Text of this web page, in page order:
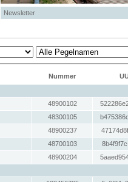
Newsletter
Nummer
48900102
48300105
48900237
48700103
48900204